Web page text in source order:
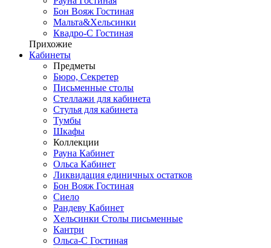
Бон Вояж Гостиная
Мальта&Хельсинки
Квадро-С Гостиная
Прихожие
Кабинеты
Предметы
Бюро, Секретер
Письменные столы
Стеллажи для кабинета
Стулья для кабинета
Тумбы
Шкафы
Коллекции
Рауна Кабинет
Ольса Кабинет
Ликвидация единичных остатков
Бон Вояж Гостиная
Сиело
Рандеву Кабинет
Хельсинки Столы письменные
Кантри
Ольса-С Гостиная